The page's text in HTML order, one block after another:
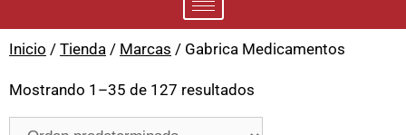
Inicio / Tienda / Marcas / Gabrica Medicamentos
Mostrando 1–35 de 127 resultados